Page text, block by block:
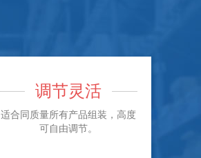
调节灵活
适合同质量所有产品组装，高度
可自由调节。